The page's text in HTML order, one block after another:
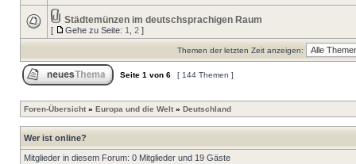
Städtemünzen im deutschsprachigen Raum
[ Gehe zu Seite: 1 2 ]
Themen der letzten Zeit anzeigen:
Seite 1 von 6 [ 144 Themen ]
Foren-Übersicht » Europa und die Welt » Deutschland
Wer ist online?
Mitglieder in diesem Forum: 0 Mitglieder und 19 Gäste